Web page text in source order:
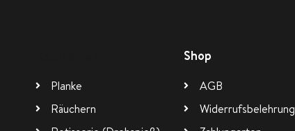
Planke
Räuchern
Shop
AGB
Widerrufsbelehrung